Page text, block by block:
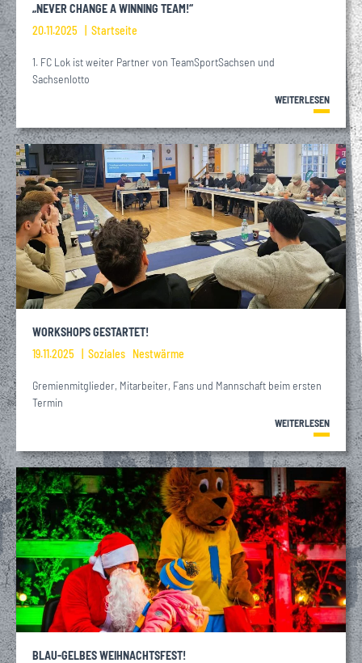
„NEVER CHANGE A WINNING TEAM!“
20.11.2025
Startseite
1. FC Lok ist weiter Partner von TeamSportSachsen und
Sachsenlotto
WEITERLESEN
WORKSHOPS GESTARTET!
19.11.2025
Soziales Nestwärme
Gremienmitglieder, Mitarbeiter, Fans und Mannschaft beim ersten
Termin
WEITERLESEN
BLAU-GELBES WEIHNACHTSFEST!